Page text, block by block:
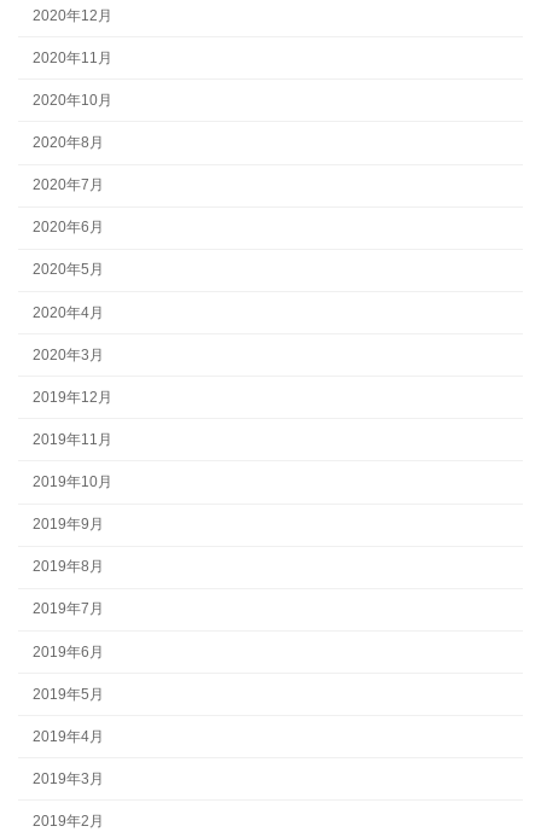
2020年12月
2020年11月
2020年10月
2020年8月
2020年7月
2020年6月
2020年5月
2020年4月
2020年3月
2019年12月
2019年11月
2019年10月
2019年9月
2019年8月
2019年7月
2019年6月
2019年5月
2019年4月
2019年3月
2019年2月